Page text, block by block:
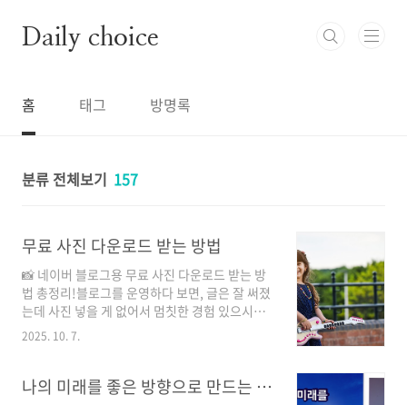
Daily choice
홈 태그 방명록
분류 전체보기 157
무료 사진 다운로드 받는 방법
📸 네이버 블로그용 무료 사진 다운로드 받는 방
법 총정리!블로그를 운영하다 보면, 글은 잘 써졌
는데 사진 넣을 게 없어서 멈칫한 경험 있으시죠?
특히 저작권 때문에 아무 이미지나 올릴 수 없다
법을 자세히 알려드릴게요!이 글 하나면 더 이상
2025. 10. 7.
나의 미래를 좋은 방향으로 만드는 방법